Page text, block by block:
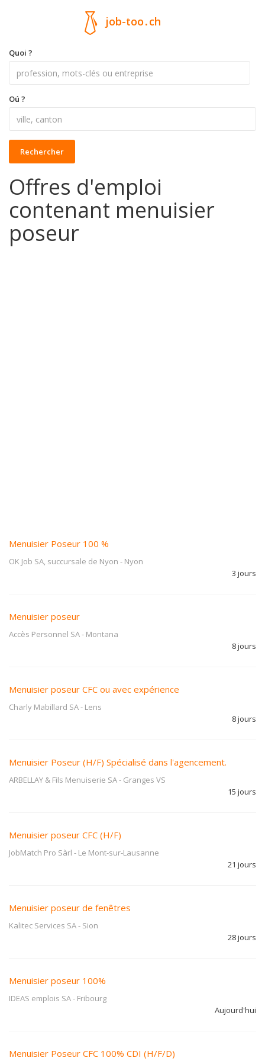
job-too.ch
Quoi ?
Oú ?
Rechercher
Offres d'emploi
contenant menuisier
poseur
Menuisier Poseur 100 %
OK Job SA, succursale de Nyon - Nyon
3 jours
Menuisier poseur
Accès Personnel SA- Montana
8 jours
Menuisier poseur CFC ou avec expérience
Charly Mabillard SA- Lens
8 jours
Menuisier Poseur (H/F) Spécialisé dans l'agencement.
ARBELLAY & Fils Menuiserie SA- Granges VS
15 jours
Menuisier poseur CFC (H/F)
JobMatch Pro Sàrl - Le Mont-sur-Lausanne
21 jours
Menuisier poseur de fenêtres
Kalitec Services SA- Sion
28 jours
Menuisier poseur 100%
IDEAS emplois SA- Fribourg
Aujourd'hui
Menuisier Poseur CFC 100% CDI (H/F/D)